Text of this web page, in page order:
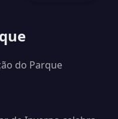
do Parque